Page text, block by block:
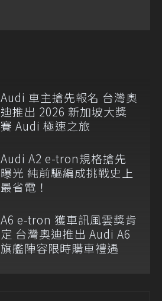
Audi 車主搶先報名 台灣奧
迪推出 2026 新加坡大獎
賽 Audi 極速之旅
Audi A2 e-tron規格搶先
曝光 純前驅編成挑戰史上
最省電！
A6 e-tron 獲車訊風雲獎肯
定 台灣奧迪推出 Audi A6
旗艦陣容限時購車禮遇